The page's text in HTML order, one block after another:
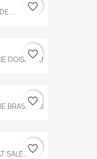
favorite_border
DOISNEAU
favorite_border
BRASSENS
favorite_border
SALE...favorite_border